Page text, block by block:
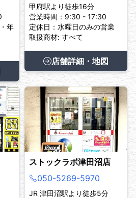
年
甲府駅より徒歩16分
営業時間：9:30 - 17:30
定休日：水曜日のみの営業
取扱商材: すべて
店舗詳細・地図
ストックラボ津田沼店
050-5269-5970
JR 津田沼駅より徒歩5分